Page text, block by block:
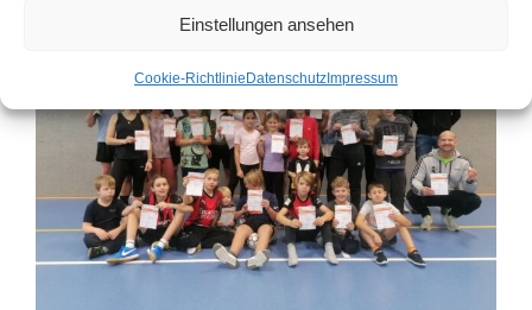
Einstellungen ansehen
Cookie-Richtlinie Datenschutz Impressum